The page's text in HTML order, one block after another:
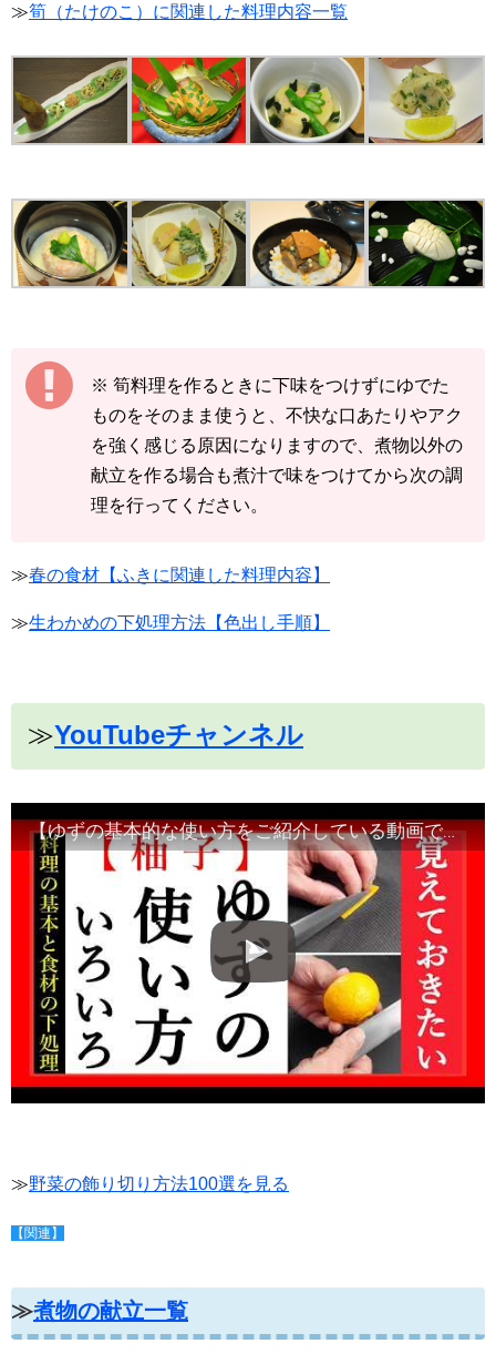
≫筍（たけのこ）に関連した料理内容一覧
※ 筍料理を作るときに下味をつけずにゆでた
ものをそのまま使うと、不快な口あたりやアク
を強く感じる原因になりますので、煮物以外の
献立を作る場合も煮汁で味をつけてから次の調
理を行ってください。
≫春の食材【ふきに関連した料理内容】
≫生わかめの下処理方法【色出し手順】
≫YouTubeチャンネル
【ゆずの基本的な使い方をご紹介している動画です】食材の切り方、使い方など！Japanese food・decorative cut#和食レシピ日本料理案内所
≫野菜の飾り切り方法100選を見る
【関連】
≫煮物の献立一覧